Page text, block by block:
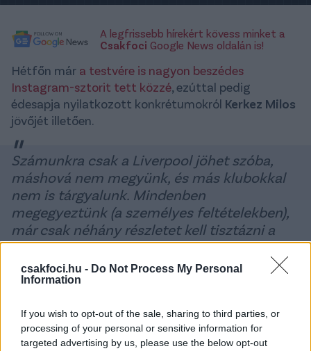
csakfoci.hu - Do Not Process My Personal
Information
If you wish to opt-out of the sale, sharing to third parties, or
processing of your personal or sensitive information for
targeted advertising by us, please use the below opt-out
A legfrissebb hírekért kövess minket a
Csakfoci Google News oldalán is!
Hétfőn már a testvére is nagyon beszédes
Instagram-sztorit tett közzé, ezúttal pedig
édesapja nyilatkozott konkrétumokról Kerkez Milos
jövőjét illetően.
Számunkra csak a Liverpool jöhet szóba,
máshová nem megyünk, és más klubokkal
nem is tárgyalunk. Mindenben
megegyeztünk (a személyes feltételekben),
már csak néhány részletet kell tisztázni a
klubok között, de gyakorlatilag ez egy lezárt
ügy
– nyilatkoztaSebastijan Kerkeza szerbiai Szuper
Indirektno Youtube-csatornán, amit aPoolBarátok
Podcast szúrt ki.